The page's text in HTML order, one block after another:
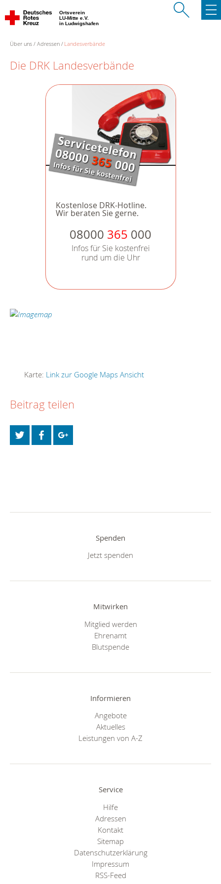
Ortsverein
LU-Mitte e.V.
in Ludwigshafen
Über uns Adressen Landesverbände
Die DRK Landesverbände
Kostenlose DRK-Hotline.
Wir beraten Sie gerne.
08000 365 000
Infos für Sie kostenfrei
rund um die Uhr
Karte: Link zur Google Maps Ansicht
Beitrag teilen
Spenden
Jetzt spenden
Mitwirken
Mitglied werden
Ehrenamt
Blutspende
Informieren
Angebote
Aktuelles
Leistungen von A-Z
Service
Hilfe
Adressen
Kontakt
Sitemap
Datenschutzerklärung
Impressum
RSS-Feed